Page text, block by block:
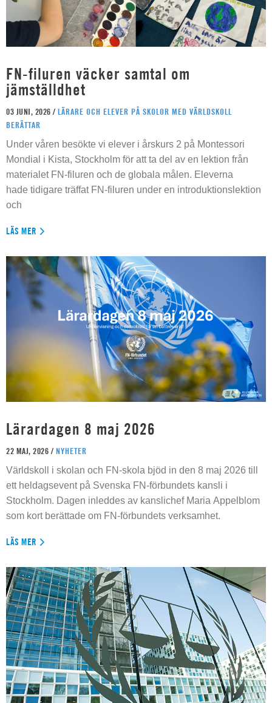
FN-filuren väcker samtal om
jämställdhet
03 JUNI, 2026 / LÄRARE OCH ELEVER PÅ SKOLOR MED VÄRLDSKOLL
BERÄTTAR
Under våren besökte vi elever i årskurs 2 på Montessori
Mondial i Kista, Stockholm för att ta del av en lektion från
materialet FN-filuren och de globala målen. Eleverna
hade tidigare träffat FN-filuren under en introduktionslektion
och
LÄS MER
Lärardagen 8 maj 2026
22 MAJ, 2026 / NYHETER
Världskoll i skolan och FN-skola bjöd in den 8 maj 2026 till
ett heldagsevent på Svenska FN-förbundets kansli i
Stockholm. Dagen inleddes av kanslichef Maria Appelblom
som kort berättade om FN-förbundets verksamhet.
LÄS MER